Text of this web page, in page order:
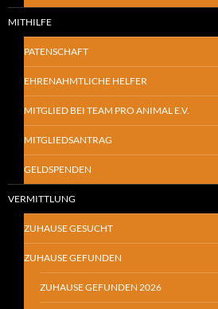
MITHILFE
PATENSCHAFT
EHRENAHMTLICHE HELFER
MITGLIED BEI TEAM PRO ANIMAL E.V.
MITGLIEDSANTRAG
GELDSPENDEN
VERMITTLUNG
ZUHAUSE GESUCHT
ZUHAUSE GEFUNDEN
ZUHAUSE GEFUNDEN 2026